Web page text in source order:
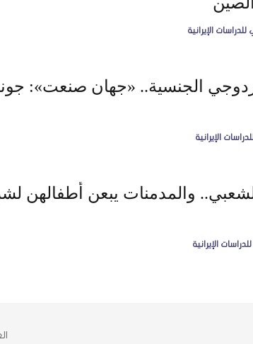
الإيرانية
الجنسية.. «جهان صنعت»:
الإيرانية
والمدمنات يبعن أطفالهن
الإيرانية